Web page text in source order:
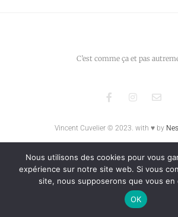
C’est comme ça et pas
Vincent Cuvelier © 2023. with ♥ by
Nous utilisons des cookies pour vous
expérience sur notre site web. Si vous
site, nous supposerons que vous en
OK